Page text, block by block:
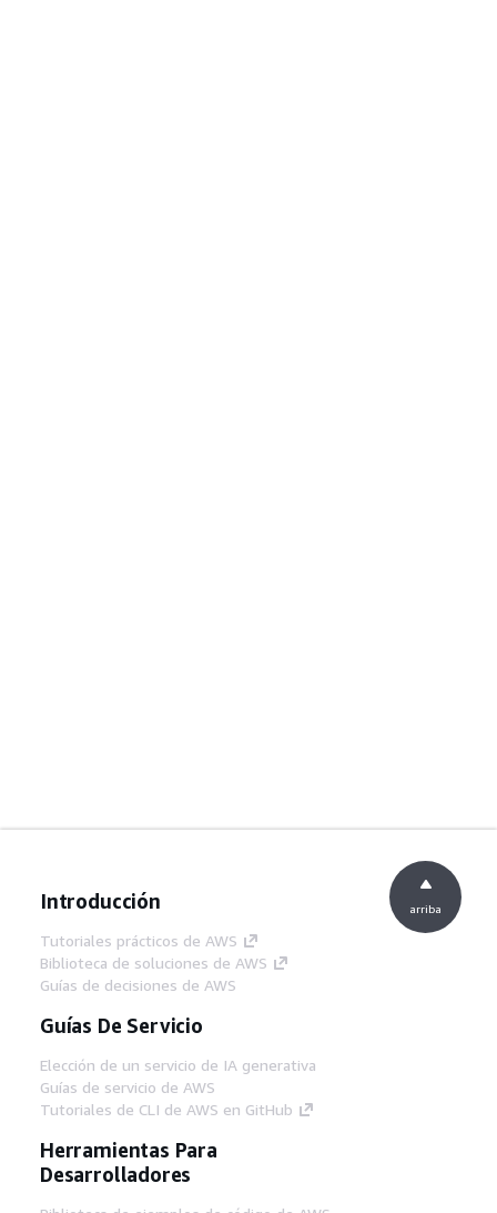
Introducción
Tutoriales prácticos de AWS
Biblioteca de soluciones de AWS
Guías de decisiones de AWS
Guías De Servicio
Elección de un servicio de IA generativa
Guías de servicio de AWS
Tutoriales de CLI de AWS en GitHub
Herramientas Para
Desarrolladores
arriba